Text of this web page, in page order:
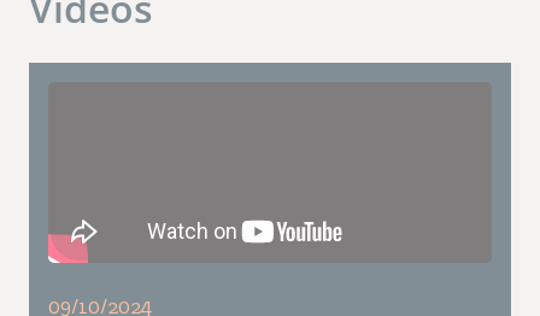
asesoramiento completo y soluciones
compañía necesite desarrollar en su planta.
Les deseamos mucho éxito y los invitamos a
09/10/2024